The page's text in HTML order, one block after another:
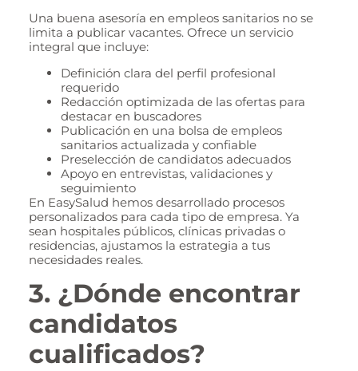
Una buena asesoría en empleos sanitarios no se
limita a publicar vacantes. Ofrece un servicio
integral que incluye:
Definición clara del perfil profesional
requerido
Redacción optimizada de las ofertas para
destacar en buscadores
Publicación en una bolsa de empleos
sanitarios actualizada y confiable
Preselección de candidatos adecuados
Apoyo en entrevistas, validaciones y
seguimiento
En EasySalud hemos desarrollado procesos
personalizados para cada tipo de empresa. Ya
sean hospitales públicos, clínicas privadas o
residencias, ajustamos la estrategia a tus
necesidades reales.
3. ¿Dónde encontrar
candidatos
cualificados?